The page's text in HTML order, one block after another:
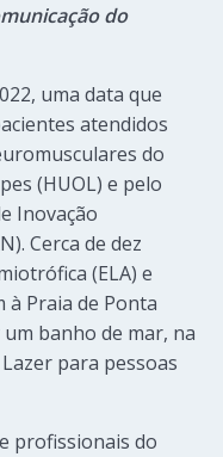
do
uma data que
atendidos
do
(HUOL) e pelo
Inovação
Cerca de dez
(ELA) e
Praia de Ponta
banho de mar, na
para pessoas
profissionais do